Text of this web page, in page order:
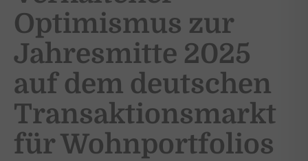
Optimismus zur
Jahresmitte 2025
auf dem deutschen
Transaktionsmarkt
für Wohnportfolios